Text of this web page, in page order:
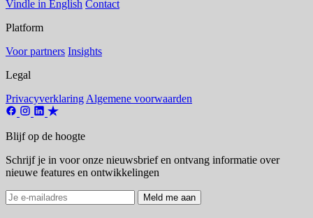
Vindle in English Contact
Platform
Voor partners Insights
Legal
Privacyverklaring Algemene voorwaarden
Blijf op de hoogte
Schrijf je in voor onze nieuwsbrief en ontvang informatie over
nieuwe features en ontwikkelingen
Meld me aan